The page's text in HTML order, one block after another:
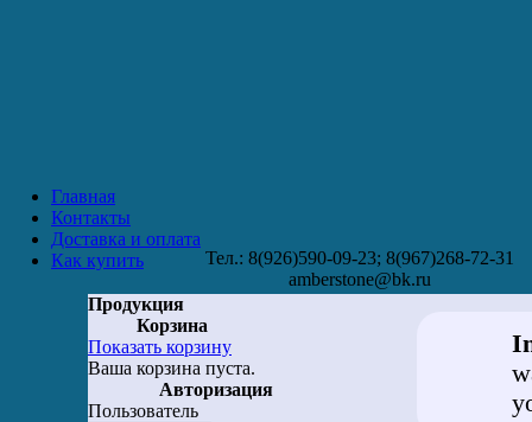
Главная
Контакты
Доставка и оплата
Как купить
Тел.: 8(926)590-09-23; 8(967)268-72-31
amberstone@bk.ru
Продукция
Корзина
Показать корзину
Ваша корзина пуста.
Авторизация
Пользователь